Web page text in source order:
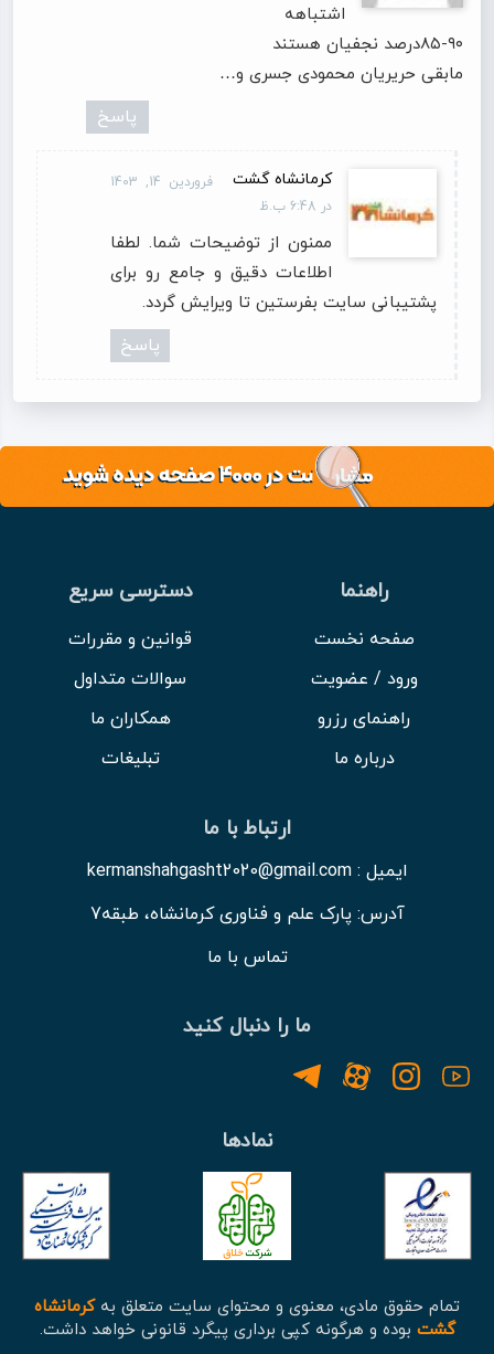
اشتباهه
۸۵-۹۰درصد نجفیان هستند
مابقی حریریان محمودی جسری و…
پاسخ
کرمانشاه گشت
فروردین 14, 1403
در 6:48 ب.ظ
ممنون از توضیحات شما. لطفا
اطلاعات دقیق و جامع رو برای
پشتیبانی سایت بفرستین تا ویرایش گردد.
پاسخ
راهنما
صفحه نخست
ورود / عضویت
راهنمای رزرو
درباره ما
دسترسی سریع
قوانین و مقررات
سوالات متداول
همکاران ما
تبلیغات
ارتباط با ما
ایمیل : kermanshahgasht2020@gmail.com
آدرس: پارک علم و فناوری کرمانشاه، طبقه7
تماس با ما
ما را دنبال کنید
نمادها
تمام حقوق مادی، معنوی و محتوای سایت متعلق بهکرمانشاه
گشت بوده و هرگونه کپی برداری پیگرد قانونی خواهد داشت.